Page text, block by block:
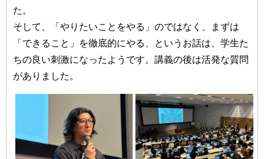
た。
そして、「やりたいことをやる」のではなく、まずは
「できること」を徹底的にやる、というお話は、学生た
ちの良い刺激になったようです。講義の後は活発な質問
がありました。